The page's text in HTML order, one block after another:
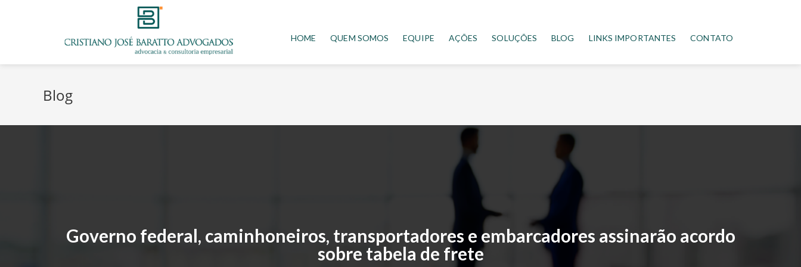
HOME QUEM SOMOS EQUIPE AÇÕES SOLUÇÕES BLOG LINKS IMPORTANTES CONTATO
Blog
Governo federal, caminhoneiros, transportadores e embarcadores assinarão acordo
sobre tabela de frete